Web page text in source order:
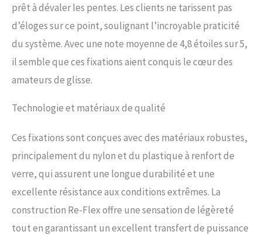
prêt à dévaler les pentes. Les clients ne tarissent pas
d’éloges sur ce point, soulignant l’incroyable praticité
du système. Avec une note moyenne de 4,8 étoiles sur 5,
il semble que ces fixations aient conquis le cœur des
amateurs de glisse.
Technologie et matériaux de qualité
Ces fixations sont conçues avec des matériaux robustes,
principalement du nylon et du plastique à renfort de
verre, qui assurent une longue durabilité et une
excellente résistance aux conditions extrêmes. La
construction Re-Flex offre une sensation de légèreté
tout en garantissant un excellent transfert de puissance